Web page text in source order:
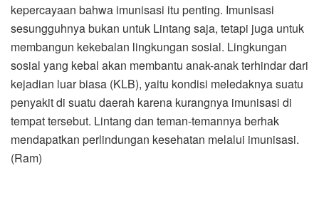
kepercayaan bahwa imunisasi itu penting. Imunisasi
sesungguhnya bukan untuk Lintang saja, tetapi juga untuk
membangun kekebalan lingkungan sosial. Lingkungan
sosial yang kebal akan membantu anak-anak terhindar dari
kejadian luar biasa (KLB), yaitu kondisi meledaknya suatu
penyakit di suatu daerah karena kurangnya imunisasi di
tempat tersebut. Lintang dan teman-temannya berhak
mendapatkan perlindungan kesehatan melalui imunisasi.
(Ram)